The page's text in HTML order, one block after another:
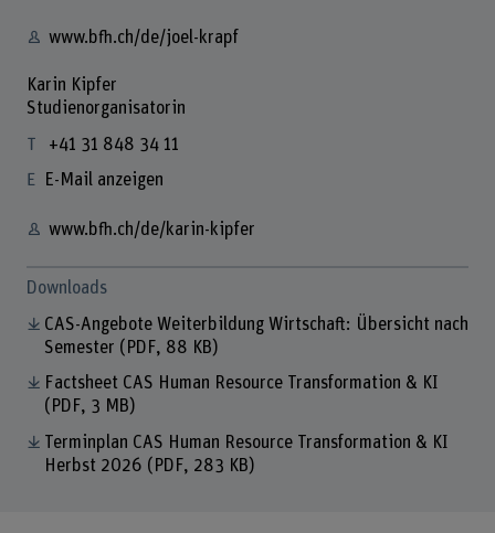
www.bfh.ch/de/joel-krapf
Karin Kipfer
Studienorganisatorin
+41 31 848 34 11
E-Mail anzeigen
www.bfh.ch/de/karin-kipfer
Downloads
CAS-Angebote Weiterbildung Wirtschaft: Übersicht nach
Semester (PDF, 88 KB)
Factsheet CAS Human Resource Transformation & KI
(PDF, 3 MB)
Terminplan CAS Human Resource Transformation & KI
Herbst 2026 (PDF, 283 KB)